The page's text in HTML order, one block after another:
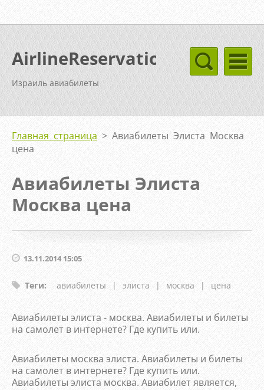
AirlineReservation
Израиль авиабилеты
Главная страница > Авиабилеты Элиста Москва
цена
Авиабилеты Элиста
Москва цена
13.11.2014 15:05
Теги: авиабилеты | элиста | москва | цена
Авиабилеты элиста - москва. Авиабилеты и билеты
на самолет в интернете? Где купить или.
Авиабилеты москва элиста. Авиабилеты и билеты
на самолет в интернете? Где купить или.
Авиабилеты элиста москва. Авиабилет является,